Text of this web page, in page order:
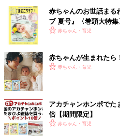
赤ちゃんのお世話まる
ブ 夏号』〈巻頭大特
く！ おっぱい・ミルク
赤ちゃん・育児
赤ちゃんが生まれたら
赤ちゃん・育児
アカチャンホンポで
倍【期間限定】
赤ちゃん・育児